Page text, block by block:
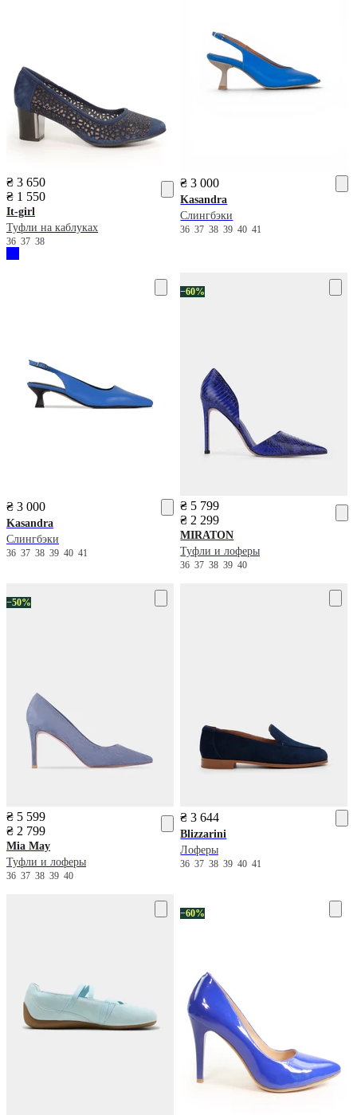
₴ 3 650
₴ 1 550
It-girl
Туфли на каблуках
36 37 38
₴ 3 000
Kasandra
Слингбэки
363738394041
₴ 3 000
Kasandra
Слингбэки
36 37 38 39 40 41
−60%
₴ 5 799
₴ 2 299
MIRATON
Туфли и лоферы
3637383940
−50%
₴ 5 599
₴ 2 799
Mia May
Туфли и лоферы
36 37 38 39 40
₴ 3 644
Blizzarini
Лоферы
363738394041
−60%